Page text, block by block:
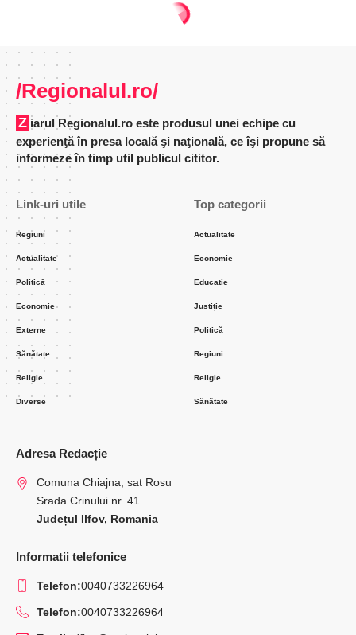
ACTUALITATE
Procedură nouă, cu prevederi
concise
Resurse educaționale, polițiști, profesori, inspectori
școlari - efort comun pentru reducerea fenomenului
care a luat amploare La Centrul Cultural ”Ion Manu”
din Otopeni a avut loc, săptămâna trecută, o nouă
întâlnire a directorilor de unități de învățământ ilfovene
Școlară, Serviciul de Combatere a Criminalității, ai
Inspectoratului Școlar Județean Ilfov, Centrului de
Prevenire, Evaluare și Consiliere Antidrog, DGASPC
Ilfov - Centrul de Intervenție în Regim de Urgență, ai
Centrului Județean de Resurse și Asistență
Educațională - discuțiile având ca punct principal al
Ordinii de zi - ”Gestionarea fenomenului de violență în
școli”.
Incarcat 2024/03/26 at 4:12 PM